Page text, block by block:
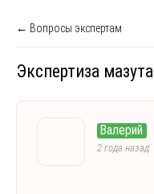
← Вопросы экспертам
Экспертиза мазута
Валерий
2 года назад